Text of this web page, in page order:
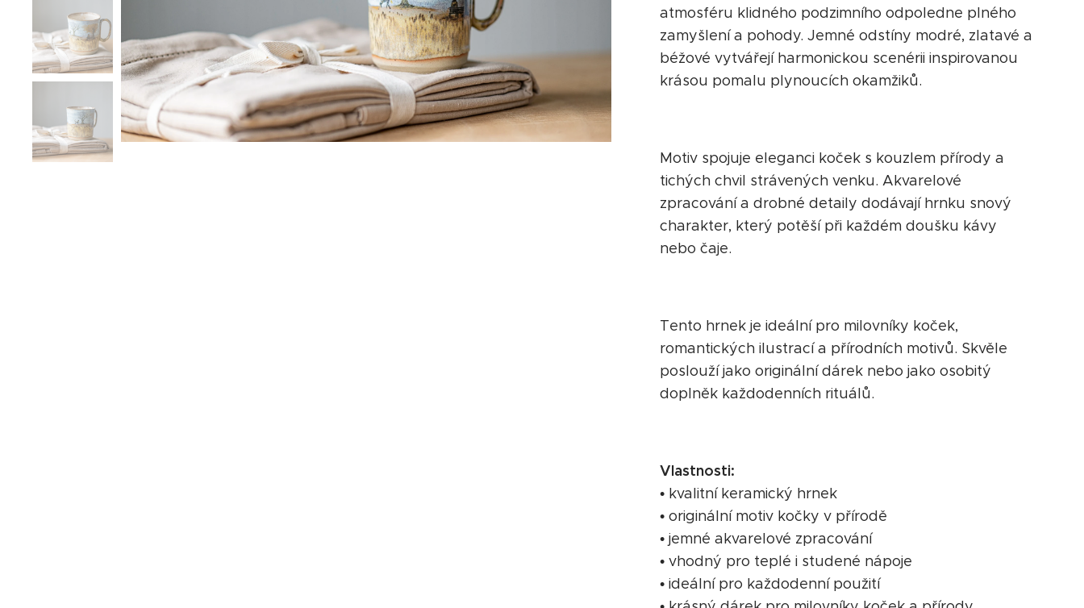
atmosféru klidného podzimního odpoledne plného
zamyšlení a pohody. Jemné odstíny modré, zlatavé a
béžové vytvářejí harmonickou scenérii inspirovanou
krásou pomalu plynoucích okamžiků.
Motiv spojuje eleganci koček s kouzlem přírody a
tichých chvil strávených venku. Akvarelové
zpracování a drobné detaily dodávají hrnku snový
charakter, který potěší při každém doušku kávy
nebo čaje.
Tento hrnek je ideální pro milovníky koček,
romantických ilustrací a přírodních motivů. Skvěle
poslouží jako originální dárek nebo jako osobitý
doplněk každodenních rituálů.
Vlastnosti:
• kvalitní keramický hrnek
• originální motiv kočky v přírodě
• jemné akvarelové zpracování
• vhodný pro teplé i studené nápoje
• ideální pro každodenní použití